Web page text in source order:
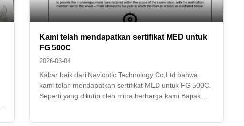
Kami telah mendapatkan sertifikat MED untuk
FG 500C
2026-03-04
Kabar baik dari Navioptic Technology Co,Ltd bahwa
kami telah mendapatkan sertifikat MED untuk FG 500C.
Seperti yang dikutip oleh mitra berharga kami Bapak